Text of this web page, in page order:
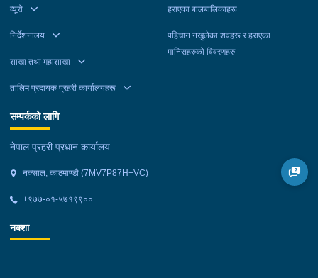
व्यूरो
निर्देशनालय
शाखा तथा महाशाखा
तालिम प्रदायक प्रहरी कार्यालयहरू
हराएका बालबालिकाहरू
पहिचान नखुलेका शवहरू र हराएका
मानिसहरुको विवरणहरु
सम्पर्कको लागि
नेपाल प्रहरी प्रधान कार्यालय
नक्साल, काठमाण्डौ (7MV7P87H+VC)
+९७७-०१-५७१९९००
नक्शा